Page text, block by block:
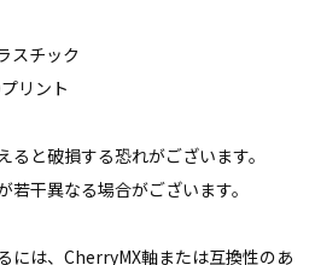
チック
リント
と破損する恐れがございます。
干異なる場合がございます。
には、CherryMX軸または互換性のあ